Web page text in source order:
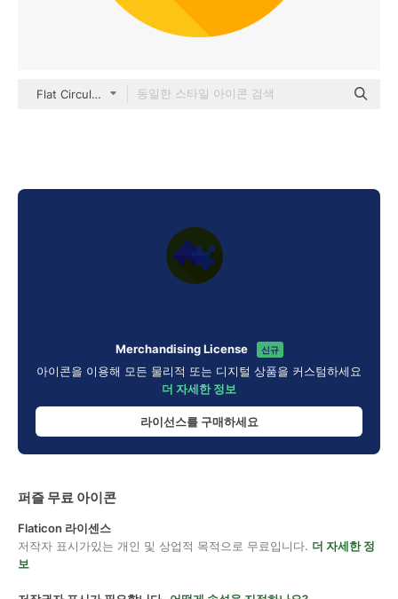
Flat Circular Flat
Merchandising License 신규
아이콘을 이용해 모든 물리적 또는 디지털 상품을 커스텀하세요
더 자세한 정보
라이선스를 구매하세요
퍼즐 무료 아이콘
Flaticon 라이센스
저작자 표시가있는 개인 및 상업적 목적으로 무료입니다. 더 자세한 정
보